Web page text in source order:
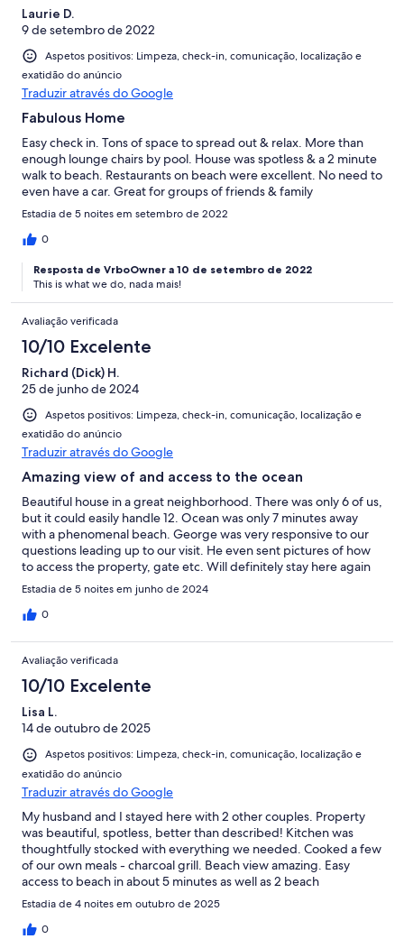
Laurie D.
9 de setembro de 2022
Aspetos positivos: Limpeza, check-in, comunicação, localização e
exatidão do anúncio
Traduzir através do Google
Fabulous Home
Easy check in. Tons of space to spread out & relax. More than
enough lounge chairs by pool. House was spotless & a 2 minute
walk to beach. Restaurants on beach were excellent. No need to
even have a car. Great for groups of friends & family
Estadia de 5 noites em setembro de 2022
0
Resposta de VrboOwner a 10 de setembro de 2022
This is what we do, nada mais!
Avaliação verificada
10/10 Excelente
Richard (Dick) H.
25 de junho de 2024
Aspetos positivos: Limpeza, check-in, comunicação, localização e
exatidão do anúncio
Traduzir através do Google
Amazing view of and access to the ocean
Beautiful house in a great neighborhood. There was only 6 of us,
but it could easily handle 12. Ocean was only 7 minutes away
with a phenomenal beach. George was very responsive to our
questions leading up to our visit. He even sent pictures of how
to access the property, gate etc. Will definitely stay here again
when in the area!
Estadia de 5 noites em junho de 2024
0
Avaliação verificada
10/10 Excelente
Lisa L.
14 de outubro de 2025
Aspetos positivos: Limpeza, check-in, comunicação, localização e
exatidão do anúncio
Traduzir através do Google
My husband and I stayed here with 2 other couples. Property
was beautiful, spotless, better than described! Kitchen was
thoughtfully stocked with everything we needed. Cooked a few
of our own meals - charcoal grill. Beach view amazing. Easy
access to beach in about 5 minutes as well as 2 beach
restaurants. Highly recommend Campimar! John the host was
friendly and answered all questions. No problem parking on
Estadia de 4 noites em outubro de 2025
0